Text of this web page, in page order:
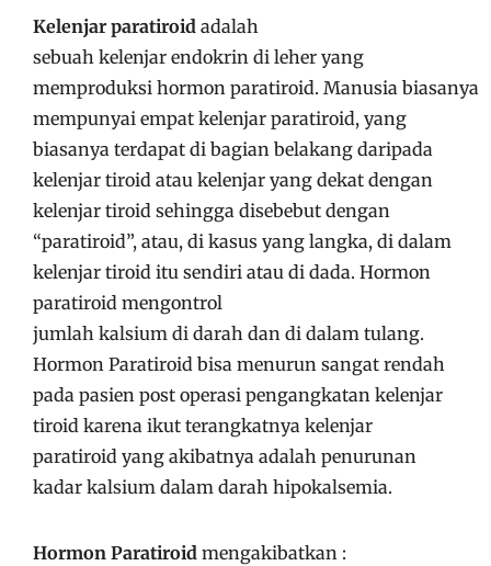
Kelenjar paratiroid adalah
sebuah kelenjar endokrin di leher yang
memproduksi hormon paratiroid. Manusia biasanya
mempunyai empat kelenjar paratiroid, yang
biasanya terdapat di bagian belakang daripada
kelenjar tiroid atau kelenjar yang dekat dengan
kelenjar tiroid sehingga disebebut dengan
“paratiroid”, atau, di kasus yang langka, di dalam
kelenjar tiroid itu sendiri atau di dada. Hormon
paratiroid mengontrol
jumlah kalsium di darah dan di dalam tulang.
Hormon Paratiroid bisa menurun sangat rendah
pada pasien post operasi pengangkatan kelenjar
tiroid karena ikut terangkatnya kelenjar
paratiroid yang akibatnya adalah penurunan
kadar kalsium dalam darah hipokalsemia.
Hormon Paratiroid mengakibatkan :